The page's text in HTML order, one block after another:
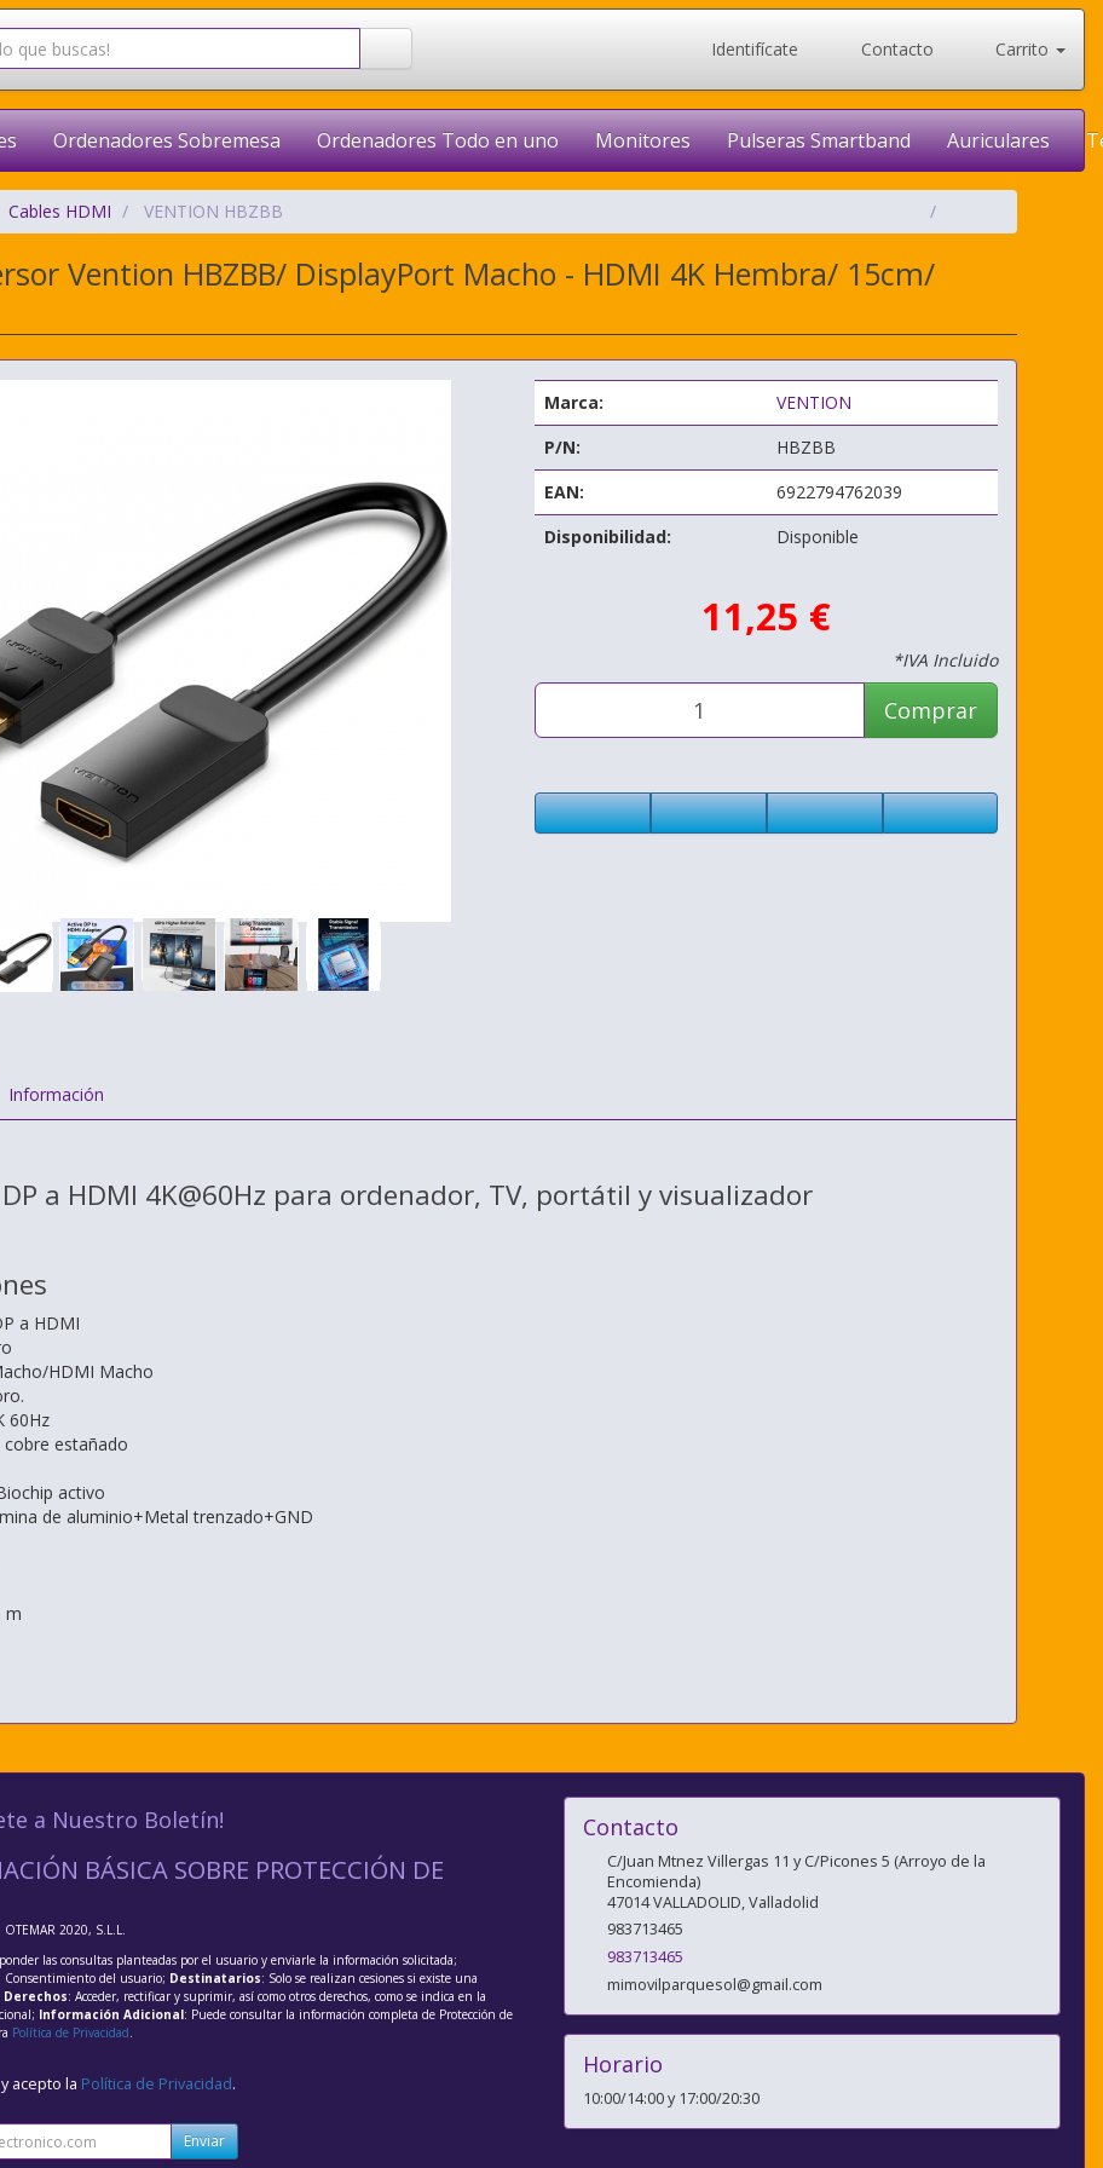
Identifícate Contacto Carrito
Ordenadores Sobremesa Ordenadores Todo en uno Monitores Pulseras Smartband Auriculares
Cables HDMI VENTION HBZBB
Vention HBZBB/ DisplayPort Macho - HDMI 4K Hembra/ 15cm/
Marca:
VENTION
P/N:
HBZBB
EAN:
6922794762039
Disponibilidad:
Disponible
11,25 €
*IVA Incluido
Comprar
Información
a HDMI 4K@60Hz para ordenador, TV, portátil y visualizador
a HDMI
HDMI Macho
60Hz
estañado
activo
de aluminio+Metal trenzado+GND
m
a Nuestro Boletín!
BÁSICA SOBRE PROTECCIÓN DE
: OTEMAR 2020, S.L.L.
las consultas planteadas por el usuario y enviarle la información solicitada;
: Consentimiento del usuario; Destinatarios: Solo se realizan cesiones si existe una
Derechos: Acceder, rectificar y suprimir, así como otros derechos, como se indica en la
Información Adicional: Puede consultar la información completa de Protección de
Política de Privacidad.
acepto la Política de Privacidad.
Enviar
Contacto
C/Juan Mtnez Villergas 11 y C/Picones 5 (Arroyo de la
Encomienda)
47014VALLADOLID,Valladolid
983713465
983713465
mimovilparquesol@gmail.com
Horario
10:00/14:00 y 17:00/20:30